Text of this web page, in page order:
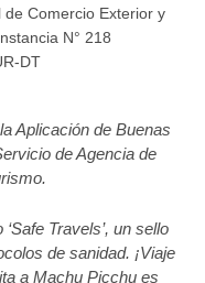
Comercio Exterior y
N° 218
DT
Aplicación de Buenas
de Agencia de
Travels’, un sello
de sanidad. ¡Viaje
a Machu Picchu es